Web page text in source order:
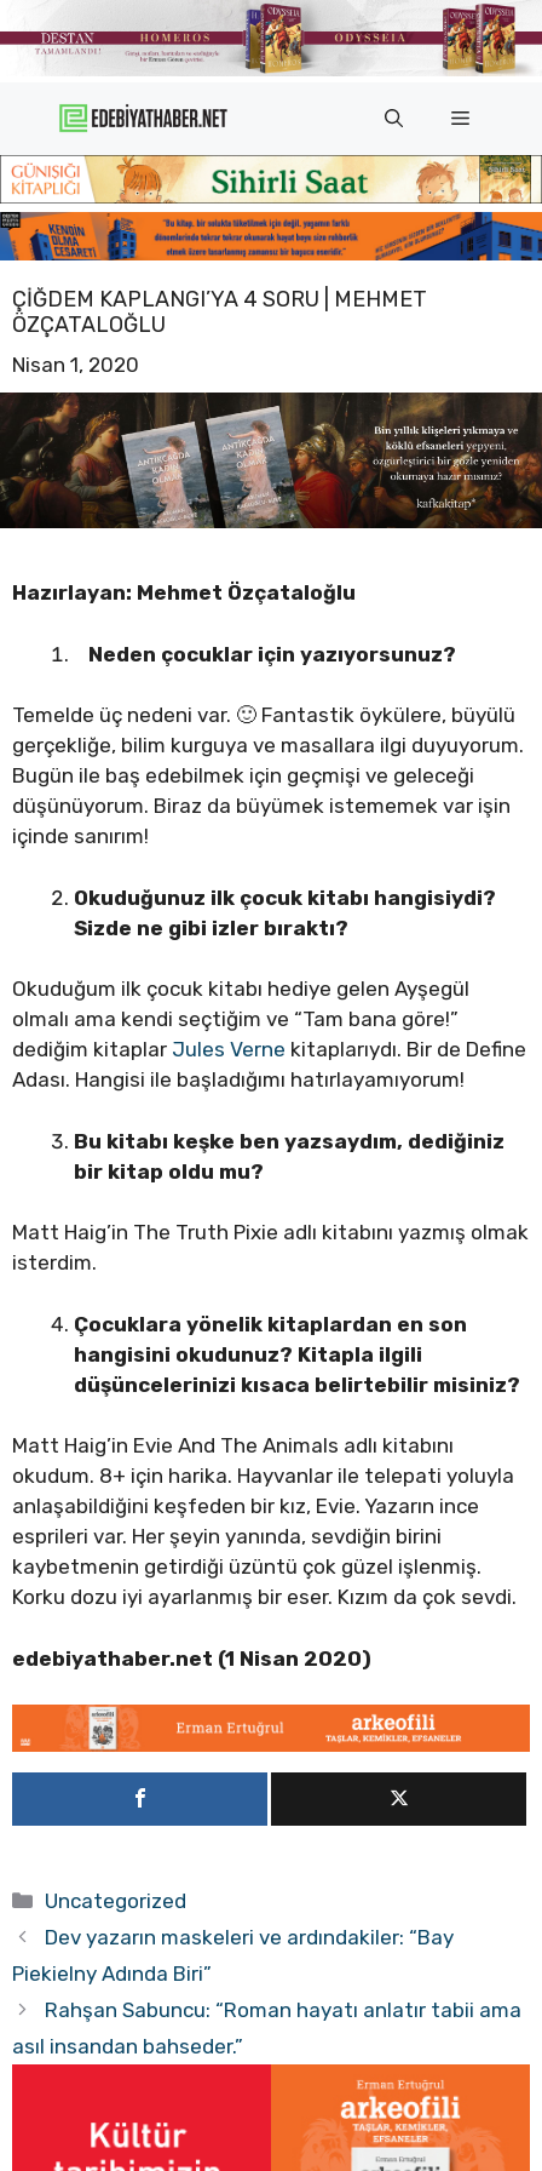
atla
Menü
ÇIĞDEM KAPLANGI’YA 4 SORU | MEHMET
ÖZÇATALOĞLU
Nisan 1, 2020
Hazırlayan: Mehmet Özçataloğlu
Neden çocuklar için yazıyorsunuz?
Temelde üç nedeni var. 🙂 Fantastik öykülere, büyülü
gerçekliğe, bilim kurguya ve masallara ilgi duyuyorum.
Bugün ile baş edebilmek için geçmişi ve geleceği
düşünüyorum. Biraz da büyümek istememek var işin
içinde sanırım!
Okuduğunuz ilk çocuk kitabı hangisiydi?
Sizde ne gibi izler bıraktı?
Okuduğum ilk çocuk kitabı hediye gelen Ayşegül
olmalı ama kendi seçtiğim ve “Tam bana göre!”
dediğim kitaplar Jules Verne kitaplarıydı. Bir de Define
Adası. Hangisi ile başladığımı hatırlayamıyorum!
Bu kitabı keşke ben yazsaydım, dediğiniz
bir kitap oldu mu?
Matt Haig’in The Truth Pixie adlı kitabını yazmış olmak
isterdim.
Çocuklara yönelik kitaplardan en son
hangisini okudunuz? Kitapla ilgili
düşüncelerinizi kısaca belirtebilir misiniz?
Matt Haig’in Evie And The Animals adlı kitabını
okudum. 8+ için harika. Hayvanlar ile telepati yoluyla
anlaşabildiğini keşfeden bir kız, Evie. Yazarın ince
esprileri var. Her şeyin yanında, sevdiğin birini
kaybetmenin getirdiği üzüntü çok güzel işlenmiş.
Korku dozu iyi ayarlanmış bir eser. Kızım da çok sevdi.
edebiyathaber.net (1 Nisan 2020)
Kategoriler
Uncategorized
Dev yazarın maskeleri ve ardındakiler: “Bay
Piekielny Adında Biri”
Rahşan Sabuncu: “Roman hayatı anlatır tabii ama
asıl insandan bahseder.”